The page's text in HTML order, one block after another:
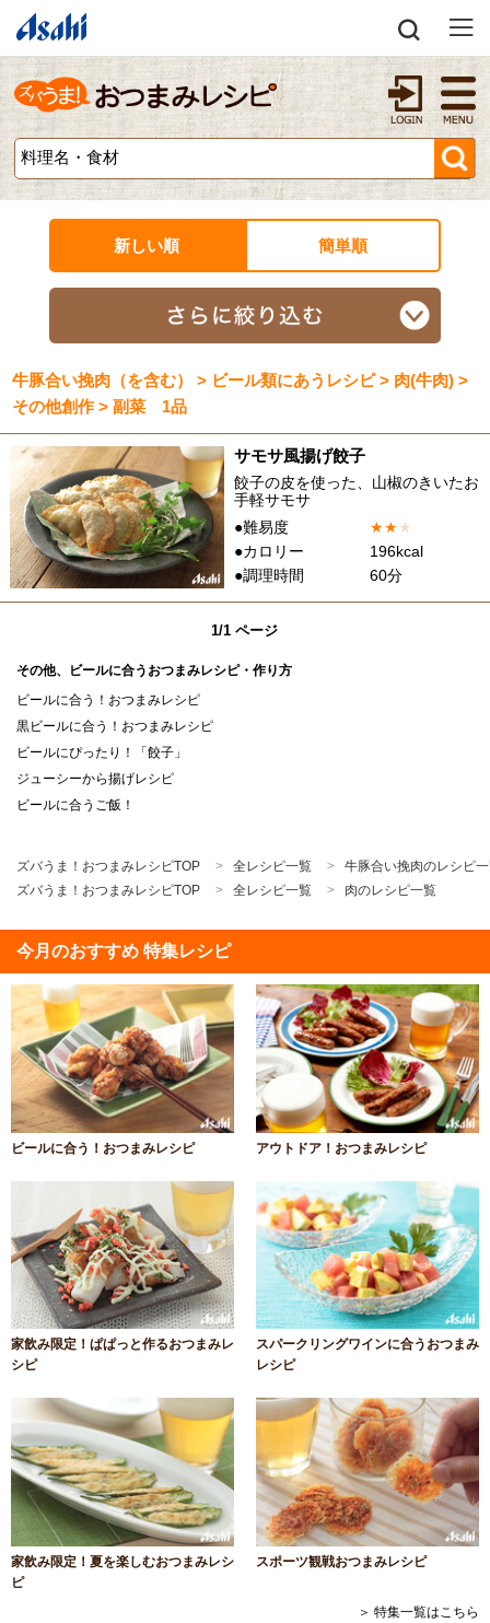
新しい順 簡単順
牛豚合い挽肉（を含む） > ビール類にあうレシピ > 肉(牛肉) >
その他創作 > 副菜 1品
サモサ風揚げ餃子
餃子の皮を使った、山椒のきいたお
手軽サモサ
●難易度
★★★
●カロリー
196kcal
●調理時間
60分
1/1 ページ
その他、ビールに合うおつまみレシピ・作り方
ビールに合う！おつまみレシピ
黒ビールに合う！おつまみレシピ
ビールにぴったり！「餃子」
ジューシーから揚げレシピ
ビールに合うご飯！
ズバうま！おつまみレシピTOP 全レシピ一覧
牛豚合い挽肉のレシピ
ズバうま！おつまみレシピTOP
全レシピ一覧 肉のレシピ一覧
今月のおすすめ 特集レシピ
ビールに合う！おつまみレシピ アウトドア！おつまみレシピ
家飲み限定！ぱぱっと作るおつまみレ
シピ
スパークリングワインに合うおつまみ
レシピ
家飲み限定！夏を楽しむおつまみレシ
ピ
スポーツ観戦おつまみレシピ
＞ 特集一覧はこちら